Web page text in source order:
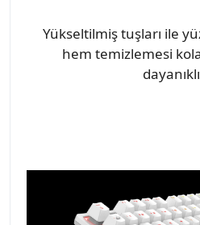
Yükseltilmiş tuşları ile
hem temizlemesi